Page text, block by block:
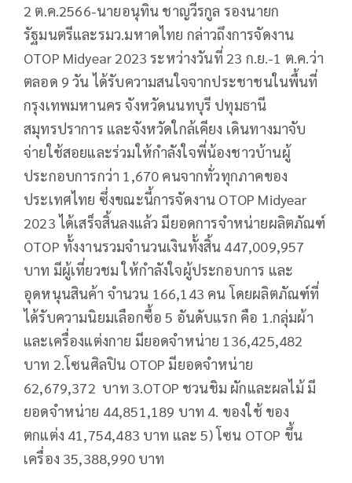
2 ต.ค.2566-นายอนุทิน ชาญวีรกูล รองนายก
รัฐมนตรีและรมว.มหาดไทย กล่าวถึงการจัดงาน
OTOP Midyear 2023 ระหว่างวันที่ 23 ก.ย.-1 ต.ค.ว่า
ตลอด 9 วัน ได้รับความสนใจจากประชาชนในพื้นที่
กรุงเทพมหานคร จังหวัดนนทบุรี ปทุมธานี
สมุทรปราการ และจังหวัดใกล้เคียง เดินทางมาจับ
จ่ายใช้สอยและร่วมให้กำลังใจพี่น้องชาวบ้านผู้
ประกอบการกว่า 1,670 คนจากทั่วทุกภาคของ
ประเทศไทย ซึ่งขณะนี้การจัดงาน OTOP Midyear
2023 ได้เสร็จสิ้นลงแล้ว มียอดการจำหน่ายผลิตภัณฑ์
OTOP ทั้งงานรวมจำนวนเงินทั้งสิ้น 447,009,957
บาท มีผู้เที่ยวชม ให้กำลังใจผู้ประกอบการ และ
อุดหนุนสินค้า จำนวน 166,143 คน โดยผลิตภัณฑ์ที่
ได้รับความนิยมเลือกซื้อ 5 อันดับแรก คือ 1.กลุ่มผ้า
และเครื่องแต่งกาย มียอดจำหน่าย 136,425,482
บาท 2.โซนศิลปิน OTOP มียอดจำหน่าย
62,679,372 บาท 3.OTOP ชวนชิม ผักและผลไม้ มี
ยอดจำหน่าย 44,851,189 บาท 4. ของใช้ ของ
ตกแต่ง 41,754,483 บาท และ 5) โซน OTOP ขึ้น
เครื่อง 35,388,990 บาท